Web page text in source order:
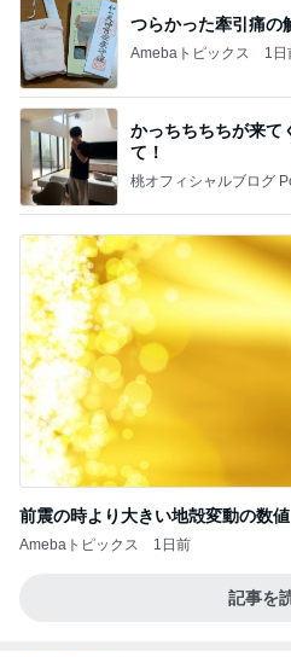
つらかった牽引痛の
Amebaトピックス 1日
かっちちちちが来て
て！
桃オフィシャルブログ
前震の時より大きい地殻変動の数値
Amebaトピックス 1日前
記事を